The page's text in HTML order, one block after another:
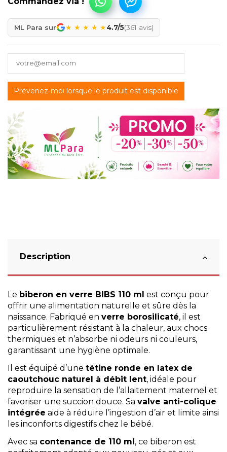
ML Para sur ★ ★ ★ ★ ★4.7/5(361 avis)
Description
Le biberon en verre BIBS 110 ml est conçu pour
offrir une alimentation naturelle et sûre dès la
naissance. Fabriqué en verre borosilicaté, il est
particulièrement résistant à la chaleur, aux chocs
thermiques et n’absorbe ni odeurs ni couleurs,
garantissant une hygiène optimale.
Il est équipé d’une tétine ronde en latex de
caoutchouc naturel à débit lent, idéale pour
reproduire la sensation de l’allaitement maternel et
favoriser une succion douce. Sa valve anti-colique
intégrée aide à réduire l’ingestion d’air et limite ainsi
les inconforts digestifs chez le bébé.
Avec sa contenance de 110 ml, ce biberon est